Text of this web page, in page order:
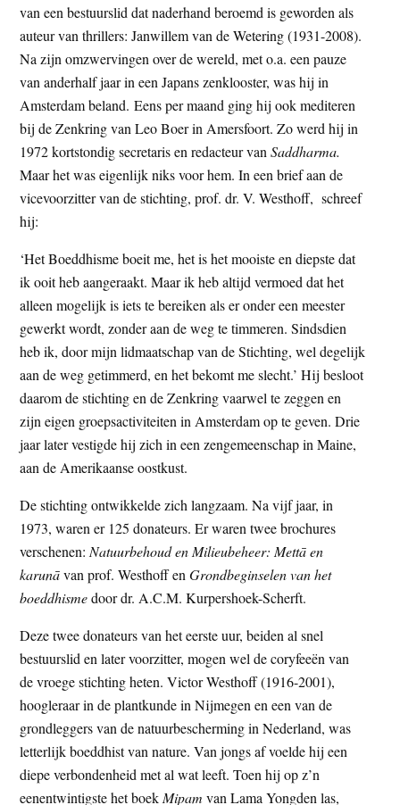
van een bestuurslid dat naderhand beroemd is geworden als
auteur van thrillers: Janwillem van de Wetering (1931-2008).
Na zijn omzwervingen over de wereld, met o.a. een pauze
van anderhalf jaar in een Japans zenklooster, was hij in
Amsterdam beland. Eens per maand ging hij ook mediteren
bij de Zenkring van Leo Boer in Amersfoort. Zo werd hij in
1972 kortstondig secretaris en redacteur vanSaddharma.
Maar het was eigenlijk niks voor hem. In een brief aan de
vicevoorzitter van de stichting, prof. dr. V. Westhoff, schreef
hij:
‘Het Boeddhisme boeit me, het is het mooiste en diepste dat
ik ooit heb aangeraakt. Maar ik heb altijd vermoed dat het
alleen mogelijk is iets te bereiken als er onder een meester
gewerkt wordt, zonder aan de weg te timmeren. Sindsdien
heb ik, door mijn lidmaatschap van de Stichting, wel degelijk
aan de weg getimmerd, en het bekomt me slecht.’ Hij besloot
daarom de stichting en de Zenkring vaarwel te zeggen en
zijn eigen groepsactiviteiten in Amsterdam op te geven. Drie
jaar later vestigde hij zich in een zengemeenschap in Maine,
aan de Amerikaanse oostkust.
De stichting ontwikkelde zich langzaam. Na vijf jaar, in
1973, waren er 125 donateurs. Er waren twee brochures
verschenen:Natuurbehoud en Milieubeheer: Mettā en
karunāvan prof. Westhoff enGrondbeginselen van het
boeddhismedoor dr. A.C.M. Kurpershoek-Scherft.
Deze twee donateurs van het eerste uur, beiden al snel
bestuurslid en later voorzitter, mogen wel de coryfeeën van
de vroege stichting heten. Victor Westhoff (1916-2001),
hoogleraar in de plantkunde in Nijmegen en een van de
grondleggers van de natuurbescherming in Nederland, was
letterlijk boeddhist van nature. Van jongs af voelde hij een
diepe verbondenheid met al wat leeft. Toen hij op z’n
eenentwintigste het boekMipamvan Lama Yongden las,